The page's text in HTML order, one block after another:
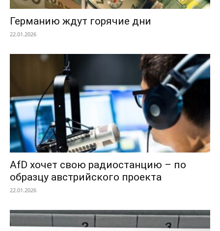
Германию ждут горячие дни
22.01.2026
AfD хочет свою радиостанцию – по
образцу австрийского проекта
22.01.2026